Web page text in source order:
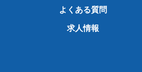
よくある質問
求人情報